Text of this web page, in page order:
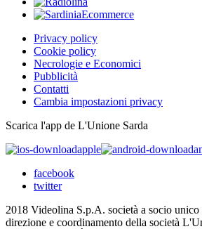
Privacy policy
Cookie policy
Necrologie e Economici
Pubblicità
Contatti
Cambia impostazioni privacy
Scarica l'app de L'Unione Sarda
apple
facebook
twitter
2018 Videolina S.p.A. società a socio unico
direzione e coordinamento della società